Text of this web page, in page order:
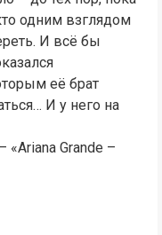
одним взглядом
И всё бы
её брат
И у него на
Grande –